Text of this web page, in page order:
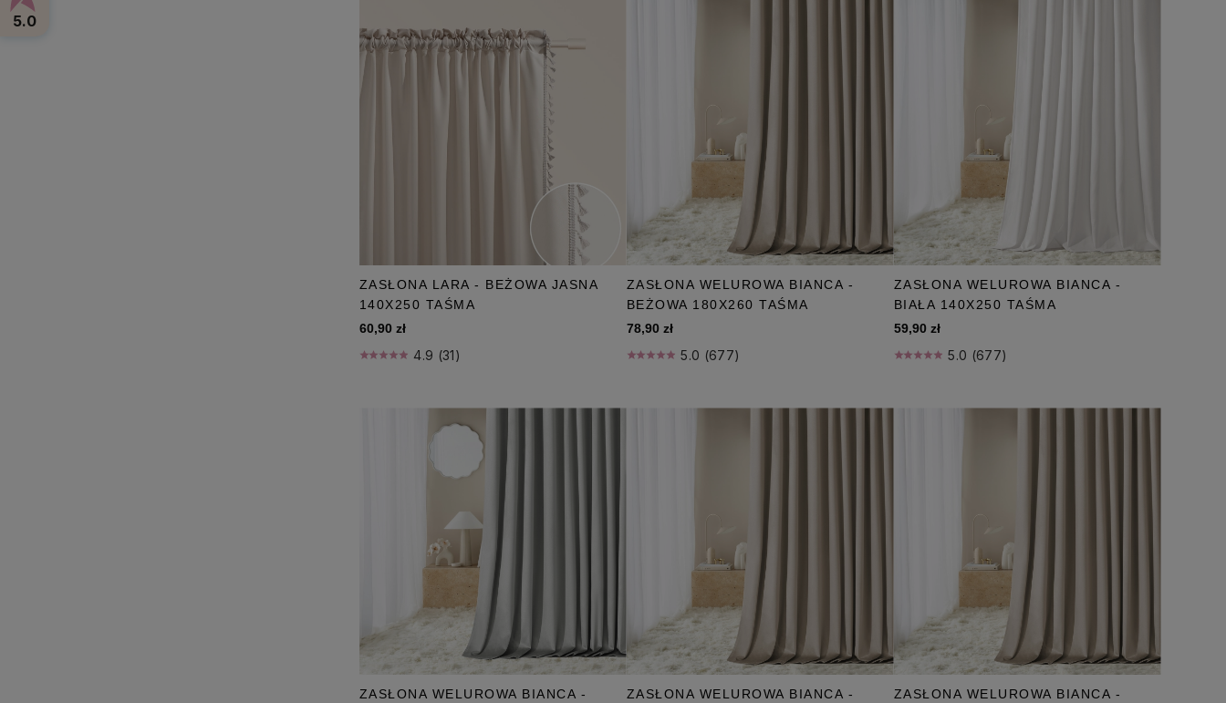
ZASŁONA LARA - BEŻOWA JASNA
140X250 TAŚMA
60,90 zł
4.9 (31)
ZASŁONA WELUROWA BIANCA -
BEŻOWA 180X260 TAŚMA
78,90 zł
5.0 (677)
ZASŁONA WELUROWA BIANCA -
BIAŁA 140X250 TAŚMA
59,90 zł
5.0 (677)
ZASŁONA WELUROWA BIANCA -
ZASŁONA WELUROWA BIANCA -
ZASŁONA WELUROWA BIANCA -
5.0